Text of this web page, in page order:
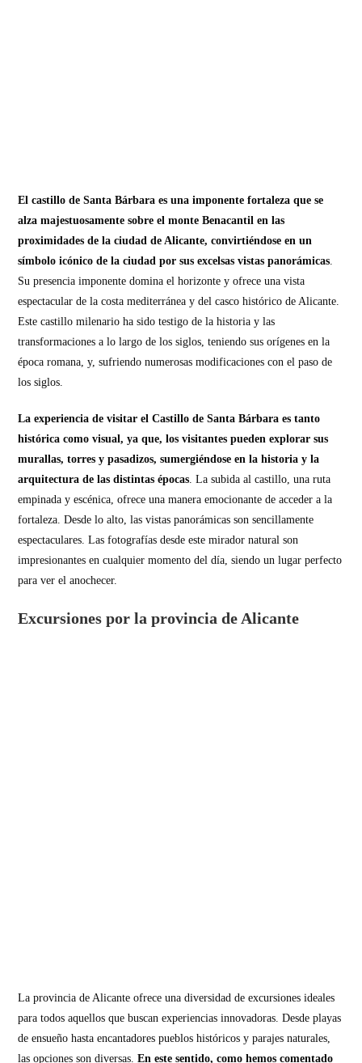
El castillo de Santa Bárbara es una imponente fortaleza que se
alza majestuosamente sobre el monte Benacantil en las
proximidades de la ciudad de Alicante, convirtiéndose en un
símbolo icónico de la ciudad por sus excelsas vistas panorámicas.
Su presencia imponente domina el horizonte y ofrece una vista
espectacular de la costa mediterránea y del casco histórico de Alicante.
Este castillo milenario ha sido testigo de la historia y las
transformaciones a lo largo de los siglos, teniendo sus orígenes en la
época romana, y, sufriendo numerosas modificaciones con el paso de
los siglos.
La experiencia de visitar el Castillo de Santa Bárbara es tanto
histórica como visual, ya que, los visitantes pueden explorar sus
murallas, torres y pasadizos, sumergiéndose en la historia y la
arquitectura de las distintas épocas. La subida al castillo, una ruta
empinada y escénica, ofrece una manera emocionante de acceder a la
fortaleza. Desde lo alto, las vistas panorámicas son sencillamente
espectaculares. Las fotografías desde este mirador natural son
impresionantes en cualquier momento del día, siendo un lugar perfecto
para ver el anochecer.
Excursiones por la provincia de Alicante
La provincia de Alicante ofrece una diversidad de excursiones ideales
para todos aquellos que buscan experiencias innovadoras. Desde playas
de ensueño hasta encantadores pueblos históricos y parajes naturales,
las opciones son diversas.En este sentido, como hemos comentado